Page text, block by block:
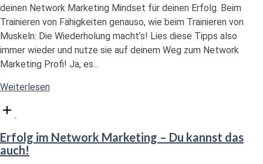
deinen Network Marketing Mindset für deinen Erfolg. Beim
Trainieren von Fähigkeiten genauso, wie beim Trainieren von
Muskeln: Die Wiederholung macht’s! Lies diese Tipps also
immer wieder und nutze sie auf deinem Weg zum Network
Marketing Profi! Ja, es...
"Trimme
Network
Mindset
auf
Weiterlesen
Open
Erfolg im Network Marketing – Du kannst das
auch!